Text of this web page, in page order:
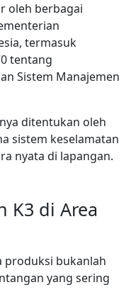
oleh berbagai
termasuk
tentang
Sistem Manajemen
ditentukan oleh
sistem keselamatan
nyata di lapangan.
K3 di Area
produksi bukanlah
yang sering